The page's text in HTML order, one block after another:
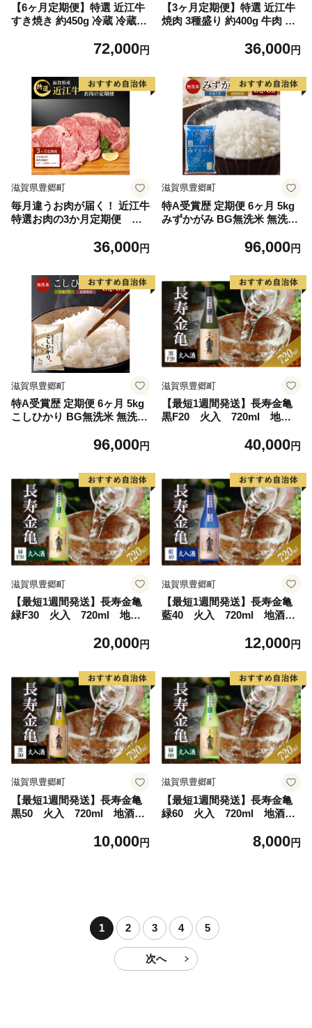
【6ヶ月定期便】特選 近江牛
すき焼き 約450g 冷蔵 冷蔵配
モ すきやき すき焼き肉 すき
72,000円
【3ヶ月定期便】特選 近江牛
焼肉 3種盛り 約400g 牛肉 黒
赤身 霜降り 肉 和牛 日本三大
36,000円
滋賀県豊郷町
毎月違うお肉が届く！ 近江牛
特選お肉の3か月定期便 す
36,000円
滋賀県豊郷町
特A受賞歴 定期便 6ヶ月 5kg
みずかがみ BG無洗米 無洗米
米 ミズカガミ 時短 定期 6回
96,000円
滋賀県豊郷町
特A受賞歴 定期便 6ヶ月 5kg
こしひかり BG無洗米 無洗米
米 コシヒカリ 時短 定期 6回
96,000円
滋賀県豊郷町
【最短1週間発送】長寿金亀
黒F20 火入 720ml 地
40,000円
滋賀県豊郷町
【最短1週間発送】長寿金亀
緑F30 火入 720ml 地
20,000円
滋賀県豊郷町
【最短1週間発送】長寿金亀
藍40 火入 720ml 地酒
12,000円
滋賀県豊郷町
【最短1週間発送】長寿金亀
黒50 火入 720ml 地酒
10,000円
滋賀県豊郷町
【最短1週間発送】長寿金亀
緑60 火入 720ml 地酒
8,000円
1 2 3 4 5
次へ